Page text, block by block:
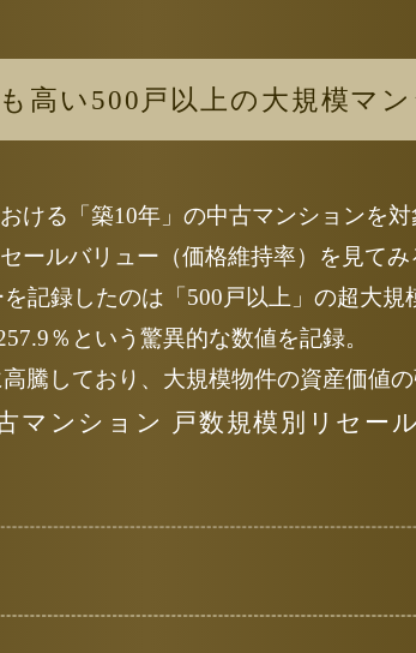
高い500戸以上の大規模マ
ける「築10年」の中古マンションを対
ールバリュー （価格維持率）を見て
記録したのは 「500戸以上」の超大
％という驚異的な数値を記録。
騰しており、 大規模物件の資産価値
マンション 戸数規模別リセー